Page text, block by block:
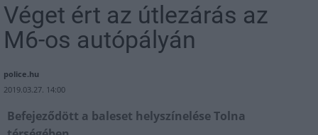
Véget ért az útlezárás az
M6-os autópályán
police.hu
2019.03.27. 14:00
Befejeződött a baleset helyszínelése Tolna